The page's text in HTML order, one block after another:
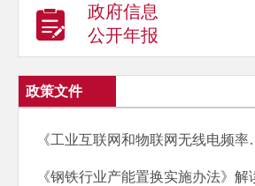
政府信息
公开年报
政策文件
《工业互联网
《钢铁行业产能置换实施办法》解